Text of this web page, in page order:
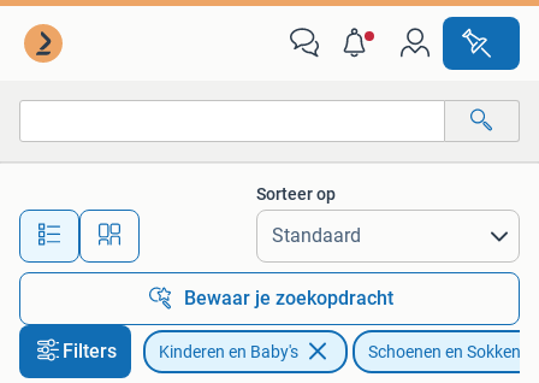
Alle afstanden…
Sorteer op
Bewaar je zoekopdracht
Filters Kinderen en Baby's Schoenen en Sokken